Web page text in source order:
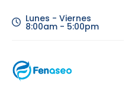
Lunes - Viernes
8:00am - 5:00pm